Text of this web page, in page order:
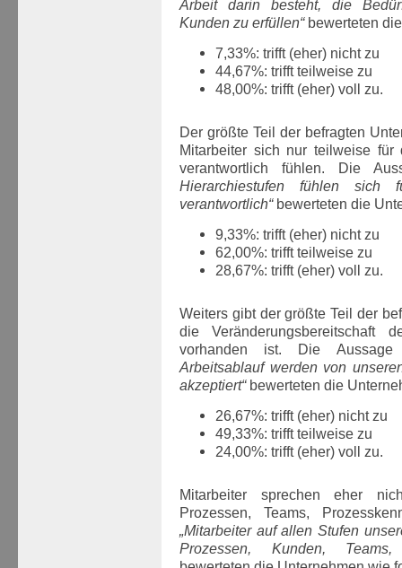
Arbeit darin besteht, die
Kunden zu erfüllen“bewerteten
7,33%: trifft (eher) nicht zu
44,67%: trifft teilweise zu
48,00%: trifft (eher) voll zu.
Der größte Teil der befragten
Mitarbeiter sich nur teilweise für
verantwortlich fühlen. Die
Hierarchiestufen fühlen sich
verantwortlich“bewerteten die
9,33%: trifft (eher) nicht zu
62,00%: trifft teilweise zu
28,67%: trifft (eher) voll zu.
Weiters gibt der größte Teil der
die Veränderungsbereitschaft
vorhanden ist. Die
Arbeitsablauf werden von
akzeptiert“bewerteten die
26,67%: trifft (eher) nicht zu
49,33%: trifft teilweise zu
24,00%: trifft (eher) voll zu.
Mitarbeiter sprechen eher
Prozessen, Teams,
„Mitarbeiter auf allen Stufen
Prozessen, Kunden, Teams,